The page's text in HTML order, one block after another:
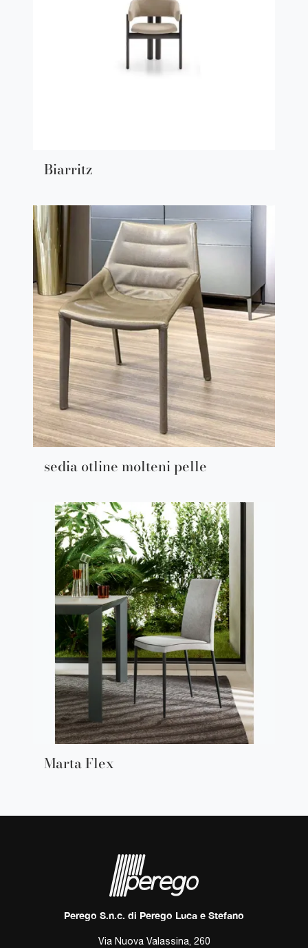
Biarritz
sedia otline molteni pelle
Marta Flex
Perego S.n.c. di Perego Luca e Stefano
Via Nuova Valassina, 260